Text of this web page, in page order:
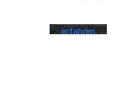
erfahren